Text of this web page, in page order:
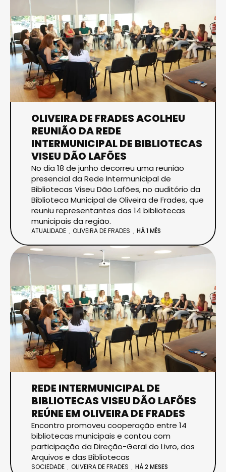
OLIVEIRA DE FRADES ACOLHEU
REUNIÃO DA REDE
INTERMUNICIPAL DE BIBLIOTECAS
VISEU DÃO LAFÕES
No dia 18 de junho decorreu uma reunião
presencial da Rede Intermunicipal de
Bibliotecas Viseu Dão Lafões, no auditório da
Biblioteca Municipal de Oliveira de Frades, que
reuniu representantes das 14 bibliotecas
municipais da região.
ATUALIDADE OLIVEIRA DE FRADES HÁ 1 MÊS
REDE INTERMUNICIPAL DE
BIBLIOTECAS VISEU DÃO LAFÕES
REÚNE EM OLIVEIRA DE FRADES
Encontro promoveu cooperação entre 14
bibliotecas municipais e contou com
participação da Direção-Geral do Livro, dos
Arquivos e das Bibliotecas
SOCIEDADE OLIVEIRA DE FRADES HÁ 2 MESES